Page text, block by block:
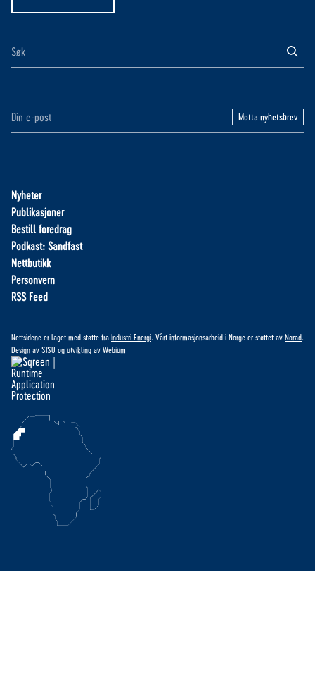
Motta nyhetsbrev
Nyheter
Publikasjoner
Bestill foredrag
Podkast: Sandfast
Nettbutikk
Personvern
RSS Feed
Nettsidene er laget med støtte fra Industri Energi. Vårt informasjonsarbeid i Norge er støttet av Norad.
Design av SISU og utvikling av Webium